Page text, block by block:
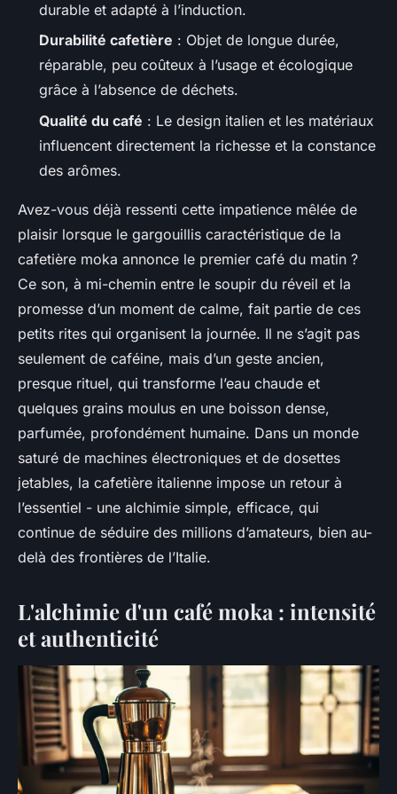
durable et adapté à l’induction.
Durabilité cafetière : Objet de longue durée,
réparable, peu coûteux à l’usage et écologique
grâce à l’absence de déchets.
Qualité du café : Le design italien et les matériaux
influencent directement la richesse et la constance
des arômes.
Avez-vous déjà ressenti cette impatience mêlée de
plaisir lorsque le gargouillis caractéristique de la
cafetière moka annonce le premier café du matin ?
Ce son, à mi-chemin entre le soupir du réveil et la
promesse d’un moment de calme, fait partie de ces
petits rites qui organisent la journée. Il ne s’agit pas
seulement de caféine, mais d’un geste ancien,
presque rituel, qui transforme l’eau chaude et
quelques grains moulus en une boisson dense,
parfumée, profondément humaine. Dans un monde
saturé de machines électroniques et de dosettes
jetables, la cafetière italienne impose un retour à
l’essentiel - une alchimie simple, efficace, qui
continue de séduire des millions d’amateurs, bien au-
delà des frontières de l’Italie.
L'alchimie d'un café moka : intensité
et authenticité